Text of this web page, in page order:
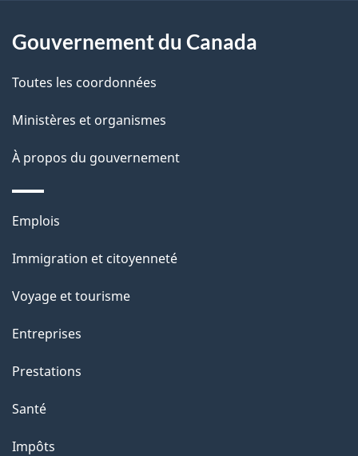
l
p
a
g
e
Gouvernement du Canada
Toutes les coordonnées
Ministères et organismes
À propos du gouvernement
Thèmes
sujets
Emplois
Immigration et citoyenneté
Voyage et tourisme
Entreprises
Prestations
Santé
Impôts